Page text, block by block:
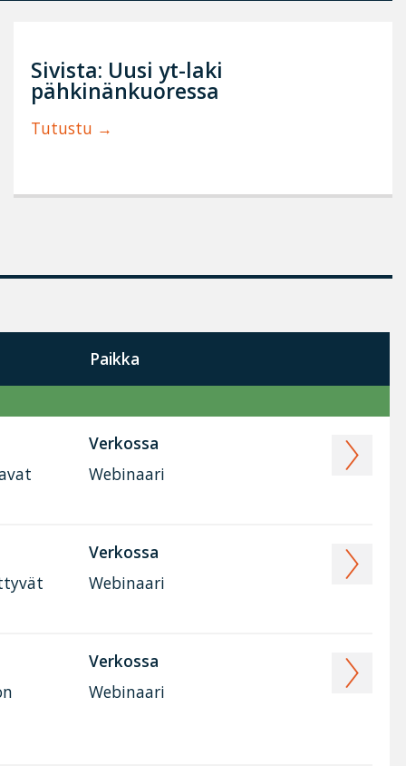
Sivista: Uusi yt-laki
pähkinänkuoressa
Tutustu
Paikka
Verkossa
Webinaari
Verkossa
Webinaari
Verkossa
Webinaari